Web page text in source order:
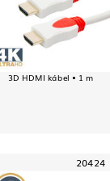
3D HDMI kábel • 1 m
20424